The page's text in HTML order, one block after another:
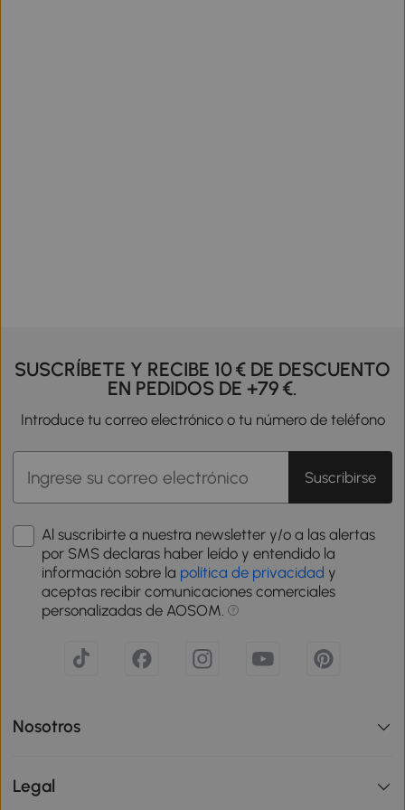
SUSCRÍBETE Y RECIBE 10 € DE DESCUENTO
EN PEDIDOS DE +79 €.
Introduce tu correo electrónico o tu número de teléfono
Suscribirse
Al suscribirte a nuestra newsletter y/o a las alertas
por SMS declaras haber leído y entendido la
información sobre la política de privacidad y
aceptas recibir comunicaciones comerciales
personalizadas de AOSOM.
Nosotros
Legal